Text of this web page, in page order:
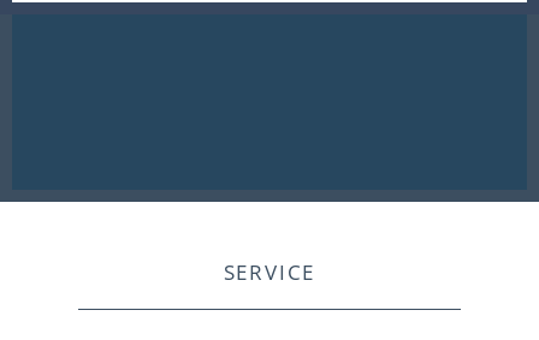
SERVICE